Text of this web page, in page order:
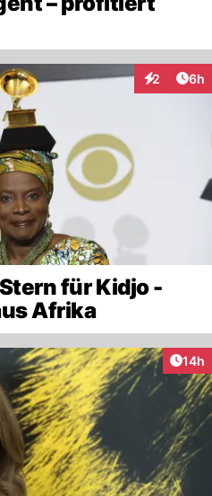
2 6h
für Kidjo -
Afrika
14h